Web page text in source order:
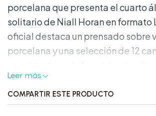
porcelana que presenta el cuarto
solitario de Niall Horan en formato
oficial destaca un prensado sobre
porcelana y una selección de 12
cinematográfico y orgánico. Es una
pensada para quienes buscan el
formato físico con una variante
Leer más
COMPARTIR ESTE PRODUCTO